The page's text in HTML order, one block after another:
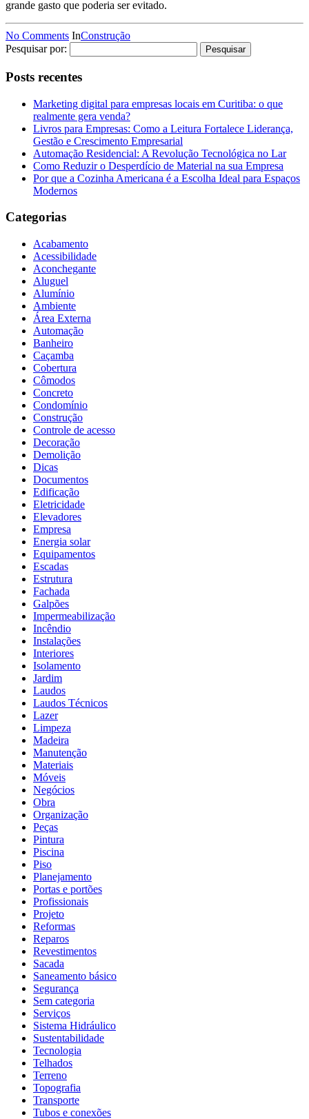
grande gasto que poderia ser evitado.
No Comments InConstrução
Pesquisar por:
Posts recentes
Marketing digital para empresas locais em Curitiba: o que
realmente gera venda?
Livros para Empresas: Como a Leitura Fortalece Liderança,
Gestão e Crescimento Empresarial
Automação Residencial: A Revolução Tecnológica no Lar
Como Reduzir o Desperdício de Material na sua Empresa
Por que a Cozinha Americana é a Escolha Ideal para Espaços
Modernos
Categorias
Acabamento
Acessibilidade
Aconchegante
Aluguel
Alumínio
Ambiente
Área Externa
Automação
Banheiro
Caçamba
Cobertura
Cômodos
Concreto
Condomínio
Construção
Controle de acesso
Decoração
Demolição
Dicas
Documentos
Edificação
Eletricidade
Elevadores
Empresa
Energia solar
Equipamentos
Escadas
Estrutura
Fachada
Galpões
Impermeabilização
Incêndio
Instalações
Interiores
Isolamento
Jardim
Laudos
Laudos Técnicos
Lazer
Limpeza
Madeira
Manutenção
Materiais
Móveis
Negócios
Obra
Organização
Peças
Pintura
Piscina
Piso
Planejamento
Portas e portões
Profissionais
Projeto
Reformas
Reparos
Revestimentos
Sacada
Saneamento básico
Segurança
Sem categoria
Serviços
Sistema Hidráulico
Sustentabilidade
Tecnologia
Telhados
Terreno
Topografia
Transporte
Tubos e conexões